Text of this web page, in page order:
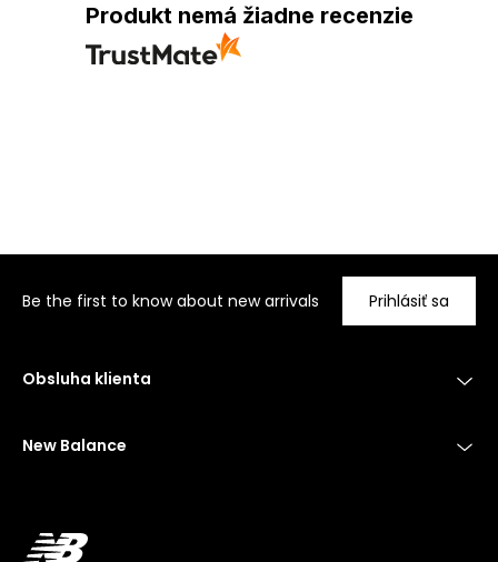
Produkt nemá žiadne recenzie
Be the first to know about new arrivals Prihlásiť sa
Obsluha klienta
New Balance